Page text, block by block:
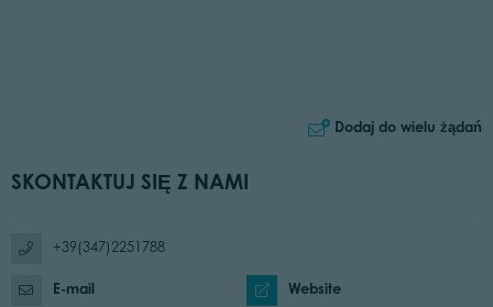
Dodaj do wielu żądań
SKONTAKTUJ SIĘ Z NAMI
+39(347)2251788
E-mail Website